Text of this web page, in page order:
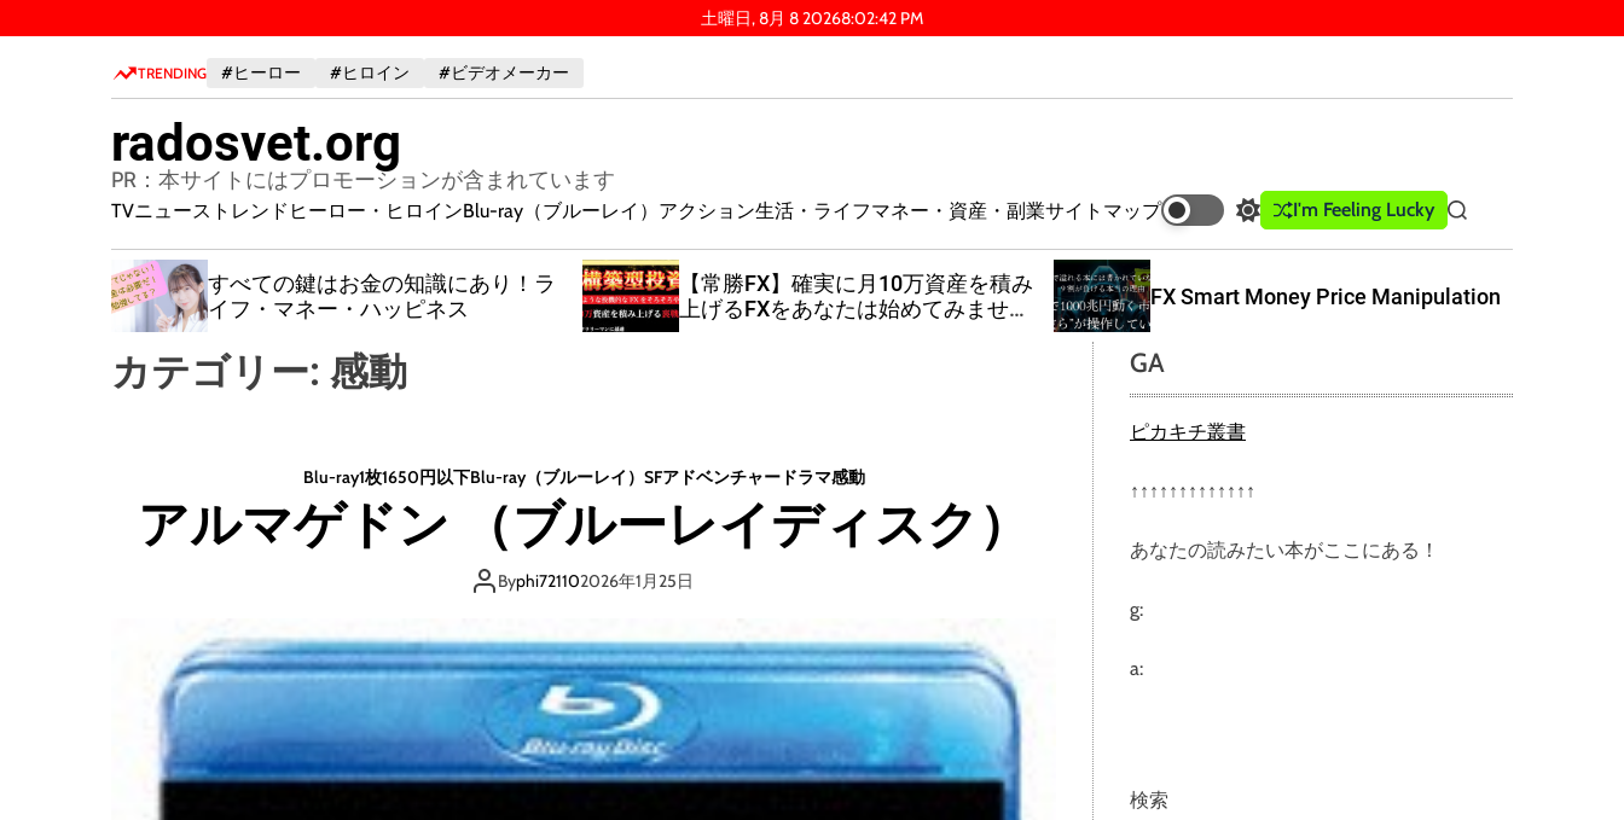
k
土曜日, 8月 8 20268:02:43 PM
TRENDING #ヒーロー #ヒロイン #ビデオメーカー
radosvet.org
PR：本サイトにはプロモーションが含まれています
TVニューストレンド ヒーロー・ヒロインBlu-ray（ブルーレイ） アクション生活・ライフマネー・資産・副業サイトマップ
S
w
t
o
o
m
e
I'm Feeling Lucky
S
e
r
すべての鍵はお金の知識にあり！ラ
イフ・マネー・ハッピネス
【常勝FX】確実に月10万資産を積み
上げるFXをあなたは始めてみません
FX Smart Money Price Manipulation
カテゴリー: 感動
Blu-ray1枚1650円以下Blu-ray（ブルーレイ） SFアドベンチャードラマ感動
アルマゲドン （ブルーレイディスク）
Byphi721102026年1月25日
GA
ピカキチ叢書
↑↑↑↑↑↑↑↑↑↑↑↑↑
あなたの読みたい本がここにある！
g:
a:
検索